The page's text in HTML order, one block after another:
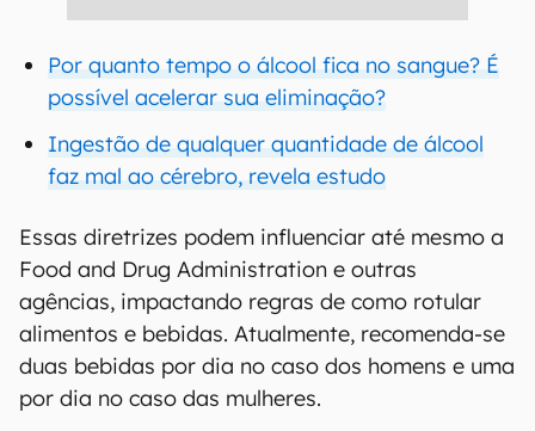
Por quanto tempo o álcool fica no sangue? É
possível acelerar sua eliminação?
Ingestão de qualquer quantidade de álcool
faz mal ao cérebro, revela estudo
Essas diretrizes podem influenciar até mesmo a
Food and Drug Administration e outras
agências, impactando regras de como rotular
alimentos e bebidas. Atualmente, recomenda-se
duas bebidas por dia no caso dos homens e uma
por dia no caso das mulheres.